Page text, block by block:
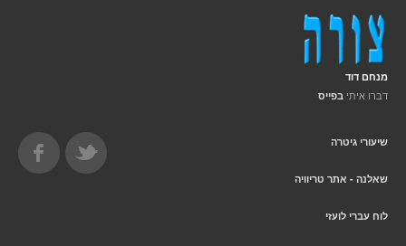
מנחם דוד
דברו איתי בפייס
שיעורי גיטרה
שאלנה - אתר טריוויה
לוח עברי לועזי